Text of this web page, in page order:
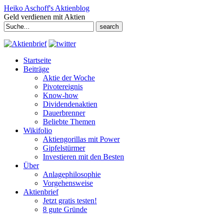
Heiko Aschoff's Aktienblog
Geld verdienen mit Aktien
Search
for:
Startseite
Beiträge
Aktie der Woche
Pivotereignis
Know-how
Dividendenaktien
Dauerbrenner
Beliebte Themen
Wikifolio
Aktiengorillas mit Power
Gipfelstürmer
Investieren mit den Besten
Über
Anlagephilosophie
Vorgehensweise
Aktienbrief
Jetzt gratis testen!
8 gute Gründe